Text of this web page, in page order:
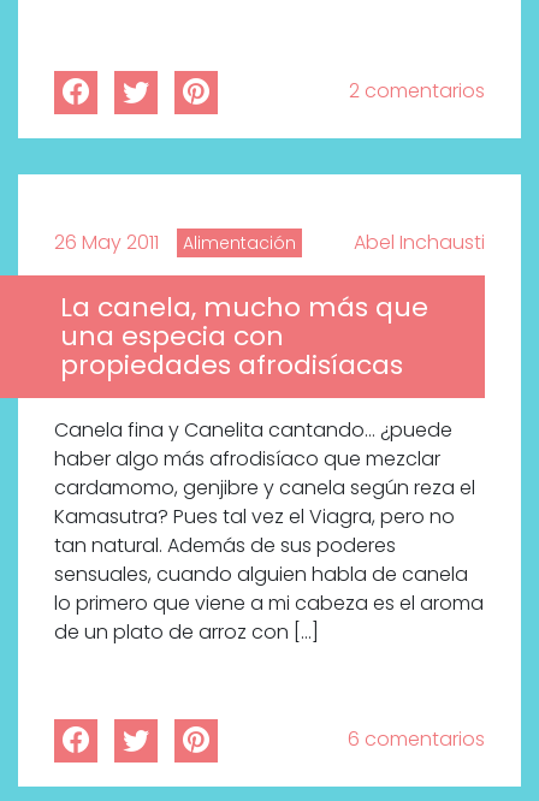
2 comentarios
26 May 2011 Alimentación Abel Inchausti
La canela, mucho más que
una especia con
propiedades afrodisíacas
Canela fina y Canelita cantando… ¿puede
haber algo más afrodisíaco que mezclar
cardamomo, genjibre y canela según reza el
Kamasutra? Pues tal vez el Viagra, pero no
tan natural. Además de sus poderes
sensuales, cuando alguien habla de canela
lo primero que viene a mi cabeza es el aroma
de un plato de arroz con […]
6 comentarios